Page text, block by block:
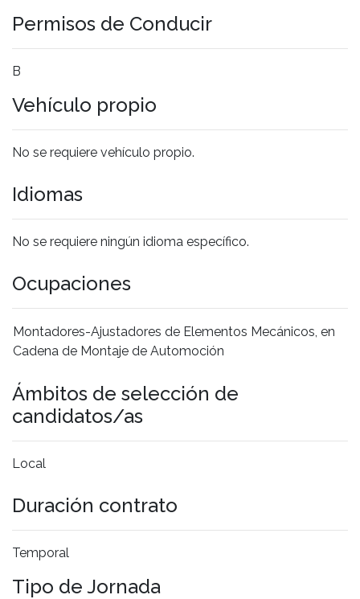
Permisos de Conducir
B
Vehículo propio
No se requiere vehículo propio.
Idiomas
No se requiere ningún idioma específico.
Ocupaciones
Montadores-Ajustadores de Elementos Mecánicos, en
Cadena de Montaje de Automoción
Ámbitos de selección de
candidatos/as
Local
Duración contrato
Temporal
Tipo de Jornada